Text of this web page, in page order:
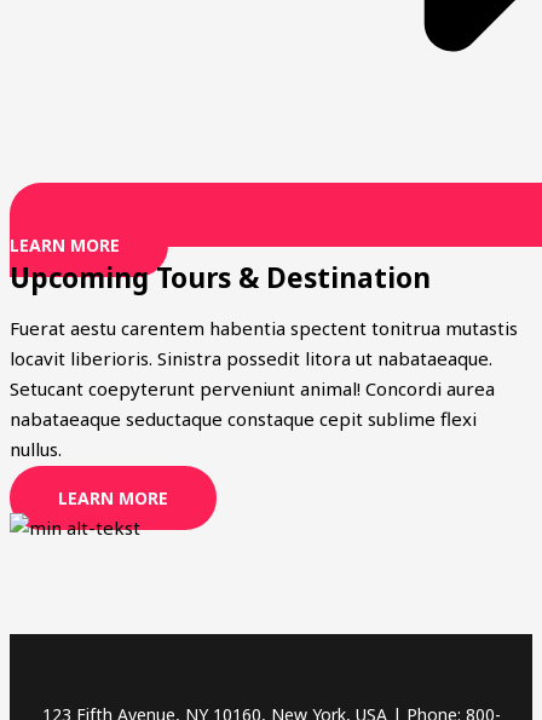
LEARN MORE
Upcoming Tours & Destination
Fuerat aestu carentem habentia spectent tonitrua mutastis
locavit liberioris. Sinistra possedit litora ut nabataeaque.
Setucant coepyterunt perveniunt animal! Concordi aurea
nabataeaque seductaque constaque cepit sublime flexi
nullus.
LEARN MORE
123 Fifth Avenue, NY 10160, New York, USA | Phone: 800-